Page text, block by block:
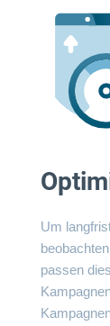
Um
passen